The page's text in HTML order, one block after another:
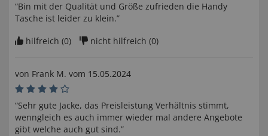
“Bin mit der Qualität und Größe zufrieden die Handy
Tasche ist leider zu klein.”
hilfreich (0) nicht hilfreich (0)
von Frank M. vom 15.05.2024
“Sehr gute Jacke, das Preisleistung Verhältnis stimmt,
wenngleich es auch immer wieder mal andere Angebote
gibt welche auch gut sind.”